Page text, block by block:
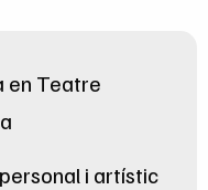
en Teatre
i artístic